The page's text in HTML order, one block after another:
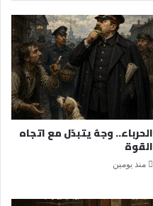
الحرباء.. وجهٌ يتبدّل مع اتجاه
القوة
منذ يومين